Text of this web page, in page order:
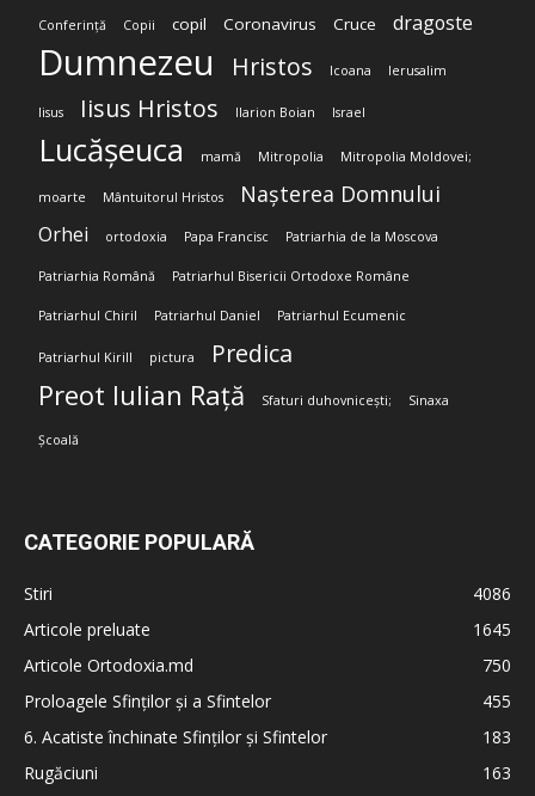
Conferință Copii copil Coronavirus Cruce dragoste
Dumnezeu Hristos Icoana Ierusalim
Iisus Iisus Hristos Ilarion Boian Israel
Lucășeuca mamă Mitropolia Mitropolia Moldovei;
moarte Mântuitorul Hristos Nașterea Domnului
Orhei ortodoxia Papa Francisc Patriarhia de la Moscova
Patriarhia Română Patriarhul Bisericii Ortodoxe Române
Patriarhul Chiril Patriarhul Daniel Patriarhul Ecumenic
Patriarhul Kirill pictura Predica
Preot Iulian Rață Sfaturi duhovnicești; Sinaxa
Școală
CATEGORIE POPULARĂ
Stiri
4086
Articole preluate
1645
Articole Ortodoxia.md
750
Proloagele Sfinților și a Sfintelor
455
6. Acatiste închinate Sfinților și Sfintelor
183
Rugăciuni
163